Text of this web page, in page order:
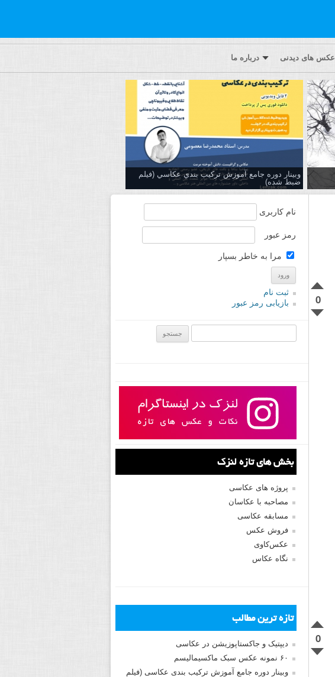
عکس های دیدنی درباره ما
وبینار دوره جامع آموزش تركيب بندي عكاسي (فیلم
ضبط شده)
0
0
نام کاربری
رمز عبور
مرا به خاطر بسپار
ثبت نام
بازیابی رمز عبور
بخش های تازه لنزک
پروژه های عکاسی
مصاحبه با عکاسان
مسابقه عکاسی
فروش عکس
عکس‌کاوی
نگاه عکاس
تازه ترین مطالب
دیپتیک و جاکستا‌پوزیشن در عکاسی
۶۰ نمونه عکس سبک ماکسیمالیسم
وبینار دوره جامع آموزش ترکیب بندی عکاسی (فیلم